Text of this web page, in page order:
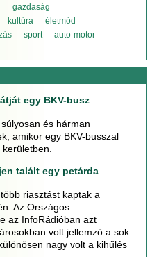
gazdaság
kultúra
életmód
sport
auto-motor
egy BKV-busz
és hárman
amikor egy BKV-busszal
talált egy petárda
riasztást kaptak a
Az Országos
az InfoRádióban azt
volt jellemző a sok
nagy volt a kihűlés